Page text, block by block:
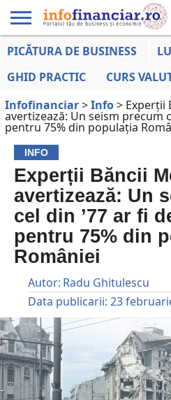
EDUCAȚIE
LA ZI
AFACERILOR
PICĂTURA DE BUSINESS
GHID PRACTIC
CURS
Infofinanciar>Info> Experții
avertizează: Un seism precum
pentru 75% din populaţia
INFO
Experții Băncii
avertizează: Un
cel din ’77 ar fi
pentru 75% din
României
Autor: Radu Ghitulescu
Data publicarii: 23